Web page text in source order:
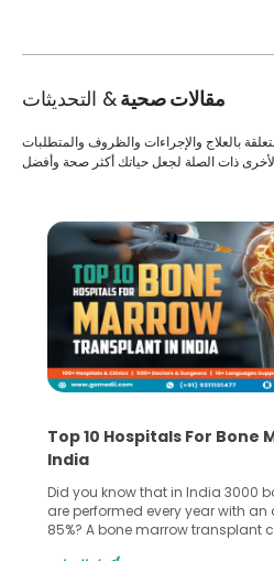
مقالات صحية& التحديثات
بالعلاج والإجراءات والظروف والمتطلبات
Top 10 Hospitals For
India
Did you know that in India 3000
are performed every year with
85%? A bone marrow